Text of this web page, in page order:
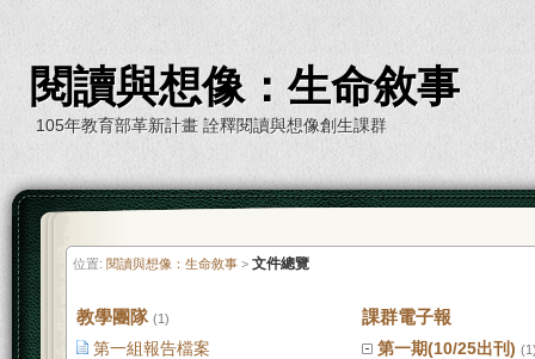
閱讀與想像：生命敘事
105年教育部革新計畫 詮釋閱讀與想像創生課群
位置: 閱讀與想像：生命敘事 > 文件總覽
教學團隊 (1)
第一組報告檔案
課群電子報
第一期(10/25出刊)